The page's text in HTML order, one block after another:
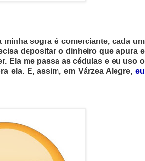
sogra é comerciante, cada um
depositar o dinheiro que apura e
Ela me passa as cédulas e eu uso o
ela. E, assim, em Várzea Alegre, eu